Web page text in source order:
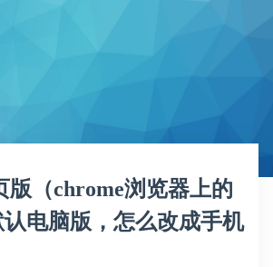
版（chrome浏览器上的
电脑版，怎么改成手机